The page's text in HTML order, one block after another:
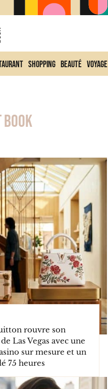
Shopping Beauté Voyage
rouvre son
Las Vegas avec une
sur mesure et un
75 heures